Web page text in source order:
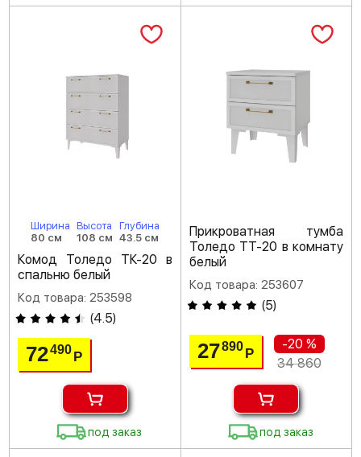
Ширина
80 см
Высота
108 см
Глубина
43.5 см
Комод Толедо ТК-20 в
спальню белый
Код товара: 253598
(4.5)
72490 Р
под заказ
Прикроватная тумба
Толедо ТТ-20 в комнату
белый
Код товара: 253607
(5)
27890 Р
-20 %
34 860
под заказ